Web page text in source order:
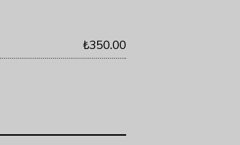
₺350.00